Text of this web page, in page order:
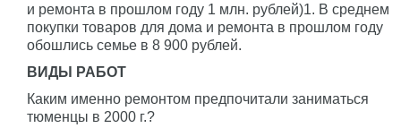
и ремонта в прошлом году 1 млн. рублей)1. В среднем
покупки товаров для дома и ремонта в прошлом году
обошлись семье в 8 900 рублей.
ВИДЫ РАБОТ
Каким именно ремонтом предпочитали заниматься
тюменцы в 2000 г.?